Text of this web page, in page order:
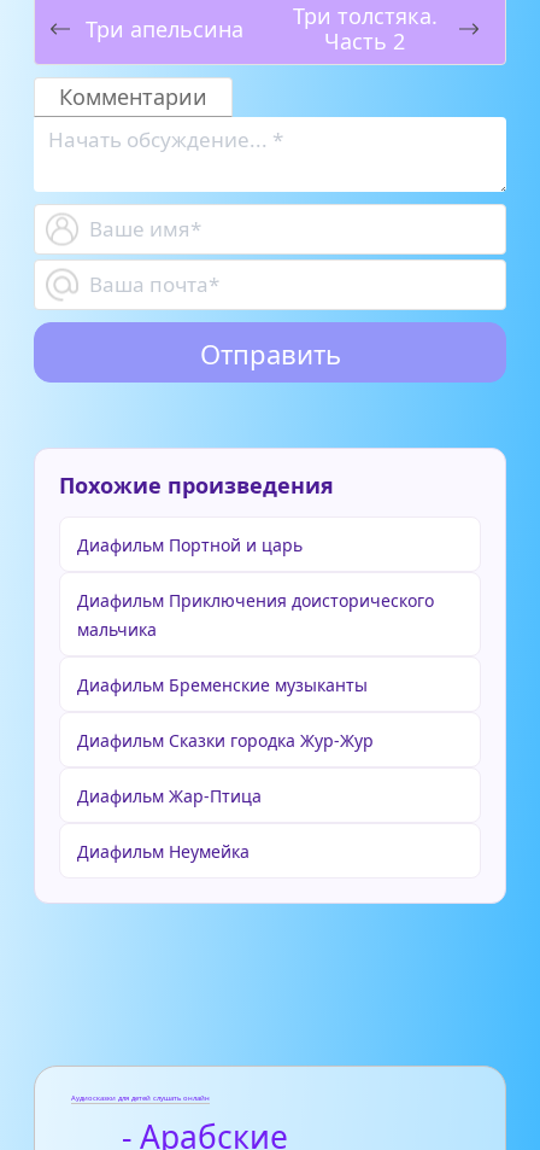
Три апельсина
Три толстяка.
Часть 2
Комментарии
Похожие произведения
Диафильм Портной и царь
Диафильм Приключения доисторического
мальчика
Диафильм Бременские музыканты
Диафильм Сказки городка Жур-Жур
Диафильм Жар-Птица
Диафильм Неумейка
Аудиосказки для детей слушать онлайн
- Арабские